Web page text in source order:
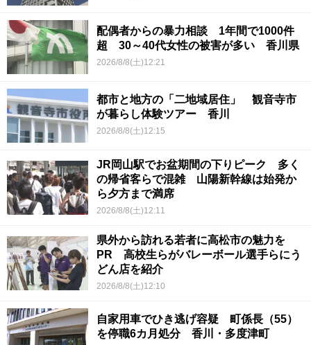
配偶者からの暴力相談 1年間で1000件
超 30～40代女性の被害が多い 香川県
2026/8/8(土)12:21
都市と地方の「二地域居住」 観音寺市
が暮らし体験ツアー 香川
2026/8/8(土)12:15
JR岡山駅でお盆期間の下りピーク 多く
の帰省客らで混雑 山陽新幹線は始発か
ら夕方まで満席
2026/8/8(土)12:11
県外から訪れる若者に高松市の魅力を
PR 高校生らがバレーボール選手らにう
どん店を紹介
2026/8/8(土)12:10
自家用車でひき逃げ容疑 町係長（55）
を停職6カ月処分 香川・多度津町